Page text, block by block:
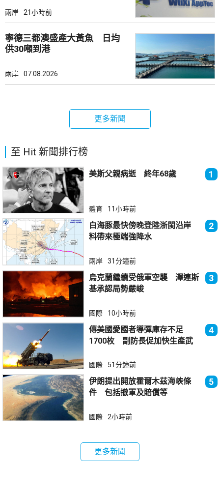
兩岸 21小時前
寧德三都澳盛產大黃魚 日均
供30噸到港
兩岸 07.08.2026
更多新聞
至 Hit 新聞排行榜
美斯父親病逝 終年68歲 1
體育 11小時前
白海豚最快傍晚登陸浙閩沿岸
料帶來極端強降水
2
兩岸 31分鐘前
烏克蘭繼續受俄軍空襲 澤連斯
基承認局勢嚴峻
3
國際 10小時前
傳美國愛國者導彈庫存不足
1700枚 副防長促加快生產武
4
國際 51分鐘前
伊朗提出開放霍爾木茲海峽條
件 包括撤軍及賠償等
5
國際 2小時前
更多新聞